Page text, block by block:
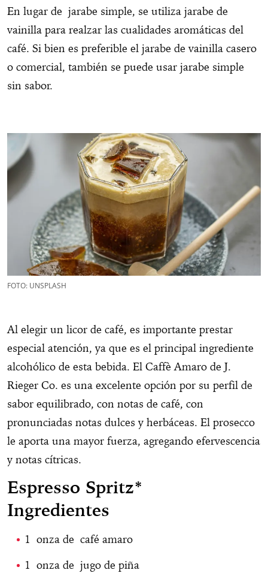
En lugar de jarabe simple, se utiliza jarabe de
vainilla para realzar las cualidades aromáticas del
café. Si bien es preferible el jarabe de vainilla casero
o comercial, también se puede usar jarabe simple
sin sabor.
FOTO: UNSPLASH
Al elegir un licor de café, es importante prestar
especial atención, ya que es el principal ingrediente
alcohólico de esta bebida. El Caffè Amaro de J.
Rieger Co. es una excelente opción por su perfil de
sabor equilibrado, con notas de café, con
pronunciadas notas dulces y herbáceas. El prosecco
le aporta una mayor fuerza, agregando efervescencia
y notas cítricas.
Espresso Spritz*
Ingredientes
1 onza de café amaro
1 onza de jugo de piña